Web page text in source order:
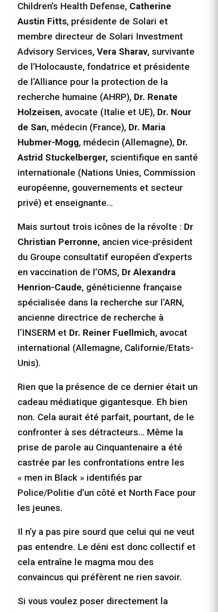
Children’s Health Defense, Catherine
Austin Fitts, présidente de Solari et
membre directeur de Solari Investment
Advisory Services, Vera Sharav, survivante
de l’Holocauste, fondatrice et présidente
de l’Alliance pour la protection de la
recherche humaine (AHRP), Dr. Renate
Holzeisen, avocate (Italie et UE), Dr. Nour
de San, médecin (France), Dr. Maria
Hubmer-Mogg, médecin (Allemagne), Dr.
Astrid Stuckelberger, scientifique en santé
internationale (Nations Unies, Commission
européenne, gouvernements et secteur
privé) et enseignante…
Mais surtout trois icônes de la révolte : Dr
Christian Perronne, ancien vice-président
du Groupe consultatif européen d’experts
en vaccination de l’OMS, Dr Alexandra
Henrion-Caude, généticienne française
spécialisée dans la recherche sur l’ARN,
ancienne directrice de recherche à
l’INSERM et Dr. Reiner Fuellmich, avocat
international (Allemagne, Californie/Etats-
Unis).
Rien que la présence de ce dernier était un
cadeau médiatique gigantesque. Eh bien
non. Cela aurait été parfait, pourtant, de le
confronter à ses détracteurs… Même la
prise de parole au Cinquantenaire a été
castrée par les confrontations entre les
« men in Black » identifiés par
Police/Politie d’un côté et North Face pour
les jeunes.
Il n’y a pas pire sourd que celui qui ne veut
pas entendre. Le déni est donc collectif et
cela entraîne le magma mou des
convaincus qui préfèrent ne rien savoir.
Si vous voulez poser directement la